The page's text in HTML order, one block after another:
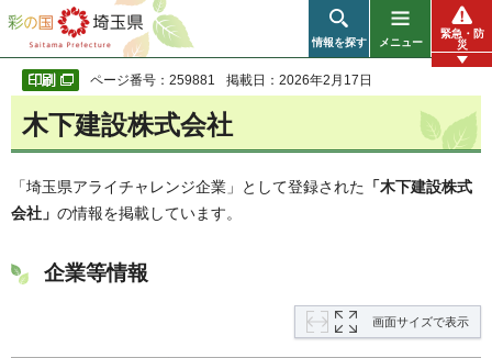
彩の国 埼玉県
情報を探す メニュー
緊急・防
災
ページ番号：259881 掲載日：2026年2月17日
木下建設株式会社
「埼玉県アライチャレンジ企業」として登録された 「木下建設株式
会社」 の情報を掲載しています。
企業等情報
画面サイズで表示